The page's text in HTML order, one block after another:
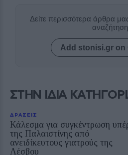
Δείτε περισσότερα άρθρα
Add stonisi.gr on
ΣΤΗΝ ΙΔΙΑ
ΔΡΑΣΕΙΣ
Κάλεσμα για συγκέντρωση
της Παλαιστίνης από
ανειδίκευτους γιατρούς της
Λέσβου